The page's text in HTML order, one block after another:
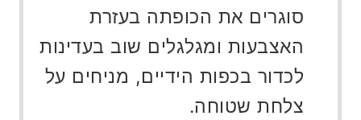
סוגרים את הכופתה בעזרת
האצבעות ומגלגלים שוב בעדינות
לכדור בכפות הידיים, מניחים על
צלחת שטוחה.